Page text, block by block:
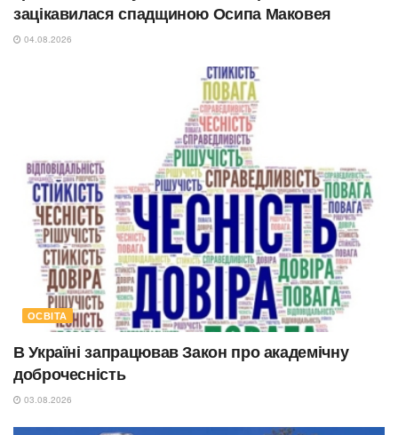
зацікавилася спадщиною Осипа Маковея
04.08.2026
ОСВІТА
В Україні запрацював Закон про академічну
доброчесність
03.08.2026